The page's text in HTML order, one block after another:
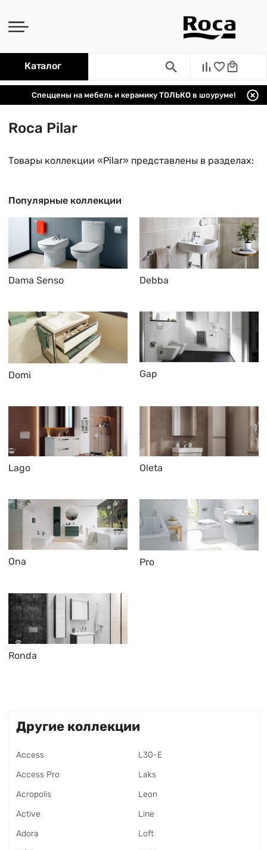
Каталог
Спеццены на мебель и керамику ТОЛЬКО в шоуруме!
Roca Pilar
Товары коллекции «Pilar» представлены в разделах:
Популярные коллекции
Dama Senso Debba
Domi Gap
Lago Oleta
Ona Pro
Ronda
Другие коллекции
Access
Access Pro
Acropolis
Active
Adora
L30-E
Laks
Leon
Line
Loft